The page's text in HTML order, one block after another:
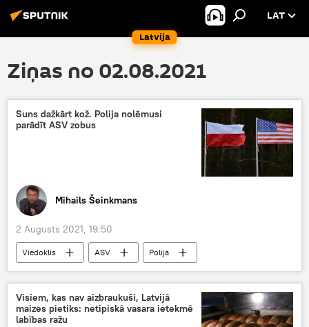
Latvija
LAT
Ziņas no 02.08.2021
Suns dažkārt kož. Polija nolēmusi
parādīt ASV zobus
Mihails Šeinkmans
2 Augusts 2021, 19:50
Viedoklis ASV
Polija
vārda brīvība
televīzijas kanāli
Visiem, kas nav aizbraukuši, Latvijā
maizes pietiks: netipiskā vasara ietekmē
labības ražu